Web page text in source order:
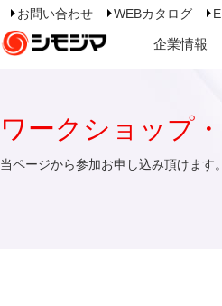
お問い合わせ WEBカタログ
企業情報
ワークショップ
当ページから参加お申し込み頂けます。